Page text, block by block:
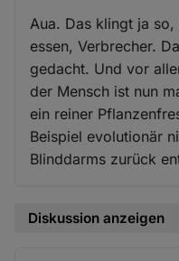
Aua. Das klingt ja
essen, Verbrecher.
gedacht. Und vor
der Mensch ist nun
ein reiner
Beispiel evolutionär
Blinddarms zurück
Diskussion anzeigen